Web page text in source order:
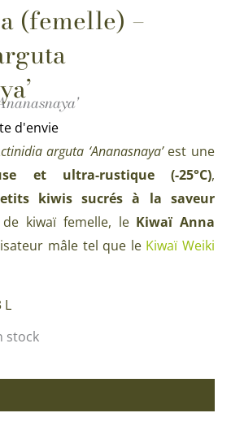
(femelle) –
d'envie
arguta ‘Ananasnaya’est une
et ultra-rustique (-25°C),
kiwis sucrés à la saveur
kiwaï femelle, le Kiwaï Anna
mâle tel que le Kiwaï Weiki
L
stock